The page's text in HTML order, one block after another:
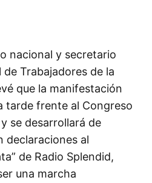
nacional y secretario
Trabajadores de la
que la manifestación
tarde frente al Congreso
se desarrollará de
declaraciones al
de Radio Splendid,
una marcha